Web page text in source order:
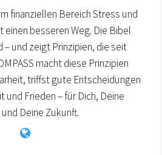
finanziellen Bereich Stress und
einen besseren Weg. Die Bibel
und zeigt Prinzipien, die seit
macht diese Prinzipien
triffst gute Entscheidungen
Frieden – für Dich, Deine
Deine Zukunft.